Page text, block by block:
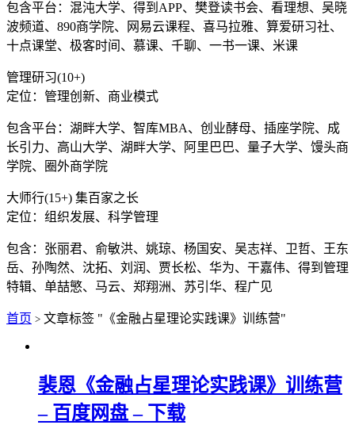
包含平台：混沌大学、得到APP、樊登读书会、看理想、吴晓
波频道、890商学院、网易云课程、喜马拉雅、算爱研习社、
十点课堂、极客时间、慕课、千聊、一书一课、米课
管理研习(10+)
定位：管理创新、商业模式
包含平台：湖畔大学、智库MBA、创业酵母、插座学院、成
长引力、高山大学、湖畔大学、阿里巴巴、量子大学、馒头商
学院、圈外商学院
大师行(15+) 集百家之长
定位：组织发展、科学管理
包含：张丽君、俞敏洪、姚琼、杨国安、吴志祥、卫哲、王东
岳、孙陶然、沈拓、刘润、贾长松、华为、干嘉伟、得到管理
特辑、单喆慜、马云、郑翔洲、苏引华、程广见
首页 > 文章标签 "《金融占星理论实践课》训练营"
裴恩《金融占星理论实践课》训练营
– 百度网盘 – 下载